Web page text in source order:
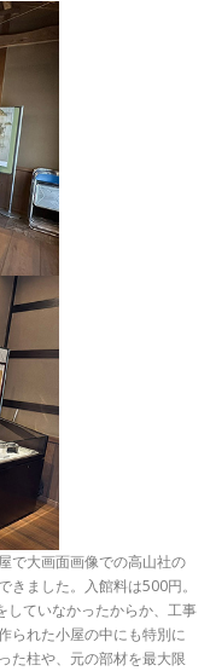
で大画面画像での高山社の
ました。入館料は500円。
していなかったからか、工事
られた小屋の中にも特別に
た柱や、元の部材を最大限